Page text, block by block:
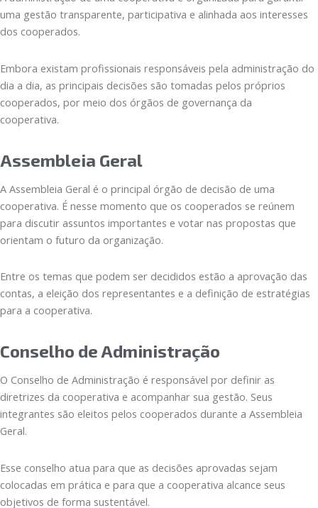
uma gestão transparente, participativa e alinhada aos interesses
dos cooperados.
Embora existam profissionais responsáveis pela administração do
dia a dia, as principais decisões são tomadas pelos próprios
cooperados, por meio dos órgãos de governança da
cooperativa.
Assembleia Geral
A Assembleia Geral é o principal órgão de decisão de uma
cooperativa. É nesse momento que os cooperados se reúnem
para discutir assuntos importantes e votar nas propostas que
orientam o futuro da organização.
Entre os temas que podem ser decididos estão a aprovação das
contas, a eleição dos representantes e a definição de estratégias
para a cooperativa.
Conselho de Administração
O Conselho de Administração é responsável por definir as
diretrizes da cooperativa e acompanhar sua gestão. Seus
integrantes são eleitos pelos cooperados durante a Assembleia
Geral.
Esse conselho atua para que as decisões aprovadas sejam
colocadas em prática e para que a cooperativa alcance seus
objetivos de forma sustentável.